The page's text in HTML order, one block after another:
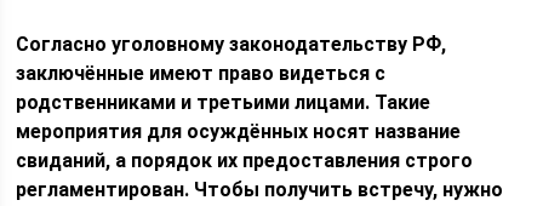
Согласно уголовному законодательству РФ,
заключённые имеют право видеться с
родственниками и третьими лицами. Такие
мероприятия для осуждённых носят название
свиданий, а порядок их предоставления строго
регламентирован. Чтобы получить встречу, нужно